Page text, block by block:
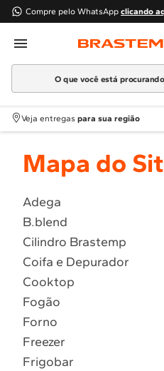
Compre pelo WhatsApp clicando
Em que
O que você está procurando?
Termos mais buscados
1º Geladeira
2
Fogao
4 º Lava Louça
5 º Cooktop
6º Microondas Brastemp
7º Forno
8º Embutir
9º Lava Seca
Veja entregas para sua região
Mapa do
Adega
B.blend
Cilindro Brastemp
Coifa e Depurador
Cooktop
Fogão
Forno
Freezer
Frigobar